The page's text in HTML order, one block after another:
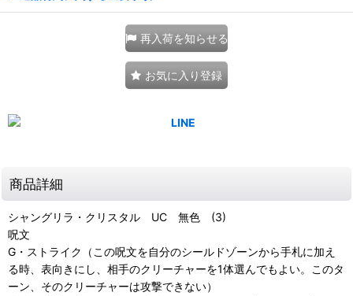
再入荷を知らせる
お気に入り登録
商品詳細
シャングリラ・クリスタル UC 無色 (3)
呪文
G・ストライク（この呪文を自分のシールドゾーンから手札に加え
る時、表向きにし、相手のクリーチャーを1体選んでもよい。このタ
ーン、そのクリーチャーは攻撃できない）